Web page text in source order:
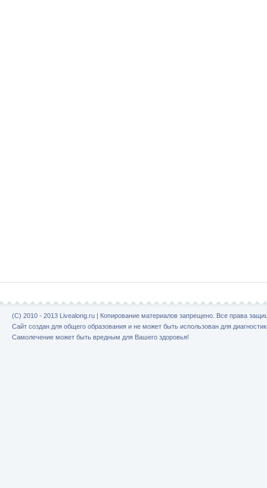
(C) 2010 - 2013 Livealong.ru | Копирование материалов запрещено. Все права
Сайт создан для общего образования и не может быть использован для
Самолечение может быть вредным для Вашего здоровья!